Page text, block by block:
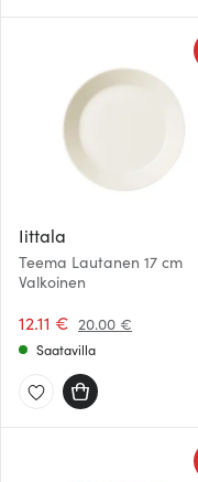
Iittala
Teema Lautanen 17 cm
Valkoinen
12.11 € 20.00 €
Saatavilla